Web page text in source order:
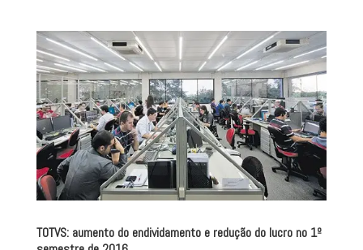
TOTVS: aumento do endividamento e redução do lucro no 1º